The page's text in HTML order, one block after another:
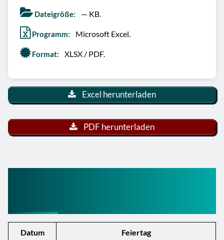
Dateigröße: — KB.
Programm: Microsoft Excel.
Format: XLSX / PDF.
Excel herunterladen
PDF herunterladen
Datum Feiertag